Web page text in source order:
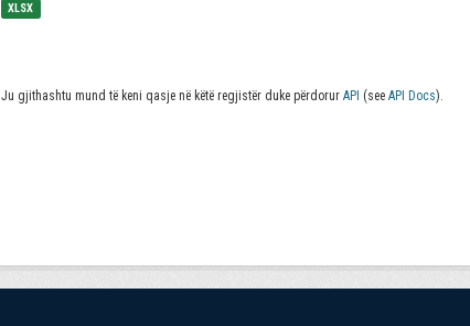
XLSX
Ju gjithashtu mund të keni qasje në këtë regjistër duke përdorur API (see API Docs).